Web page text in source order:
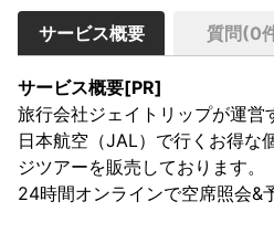
サービス概要 質問(0
サービス概要[PR]
旅行会社ジェイトリップが運営
日本航空（JAL）で行くお得な
ジツアーを販売しております。
24時間オンラインで空席照会&